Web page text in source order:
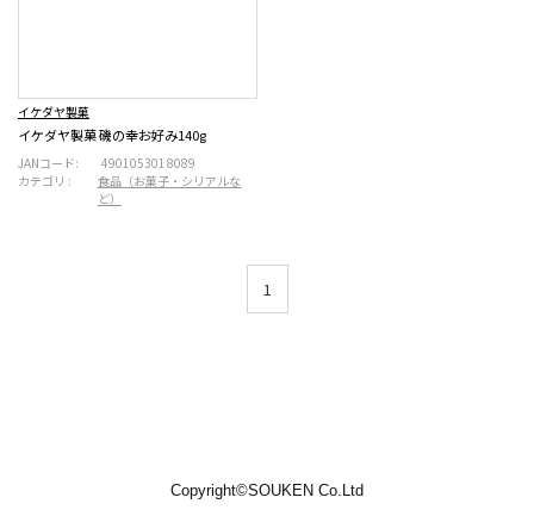
イケダヤ製菓
イケダヤ製菓 磯の幸お好み140g
JANコード:
4901053018089
カテゴリ :
食品（お菓子・シリアルな
ど）
1
Copyright©SOUKEN Co.Ltd